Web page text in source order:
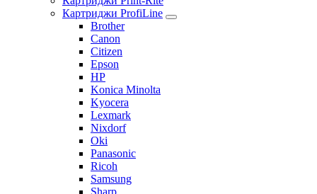
Картриджи ProfiLine
Brother
Canon
Citizen
Epson
HP
Konica Minolta
Kyocera
Lexmark
Nixdorf
Oki
Panasonic
Ricoh
Samsung
Sharp